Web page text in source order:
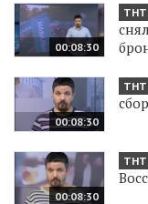
00:08:30
00:08:30
00:08:30